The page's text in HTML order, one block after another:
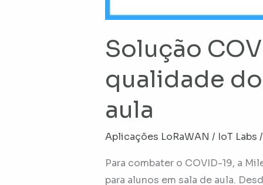
Solução
qualidade
aula
Aplicações LoRaWAN / IoT Labs /
Para combater o COVID-19, a
para alunos em sala de aula.